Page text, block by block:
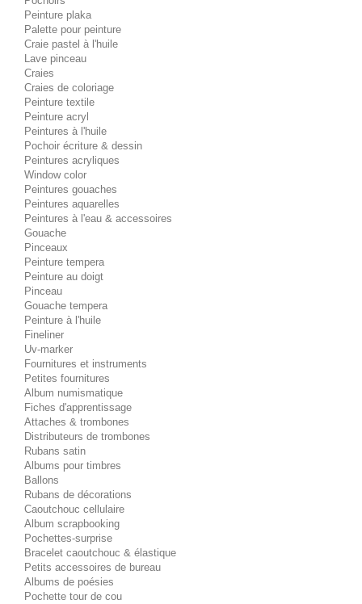
Peinture plaka
Palette pour peinture
Craie pastel à l'huile
Lave pinceau
Craies
Craies de coloriage
Peinture textile
Peinture acryl
Peintures à l'huile
Pochoir écriture & dessin
Peintures acryliques
Window color
Peintures gouaches
Peintures aquarelles
Peintures à l'eau & accessoires
Gouache
Pinceaux
Peinture tempera
Peinture au doigt
Pinceau
Gouache tempera
Peinture à l'huile
Fineliner
Uv-marker
Fournitures et instruments
Petites fournitures
Album numismatique
Fiches d'apprentissage
Attaches & trombones
Distributeurs de trombones
Rubans satin
Albums pour timbres
Ballons
Rubans de décorations
Caoutchouc cellulaire
Album scrapbooking
Pochettes-surprise
Bracelet caoutchouc & élastique
Petits accessoires de bureau
Albums de poésies
Pochette tour de cou